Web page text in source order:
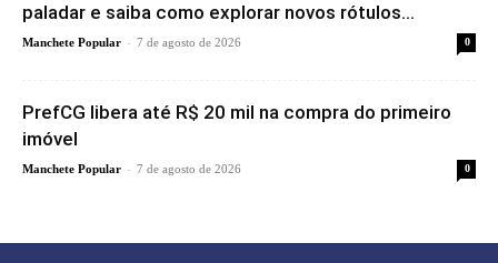
paladar e saiba como explorar novos rótulos...
Manchete Popular - 7 de agosto de 2026 0
PrefCG libera até R$ 20 mil na compra do primeiro
imóvel
Manchete Popular - 7 de agosto de 2026 0